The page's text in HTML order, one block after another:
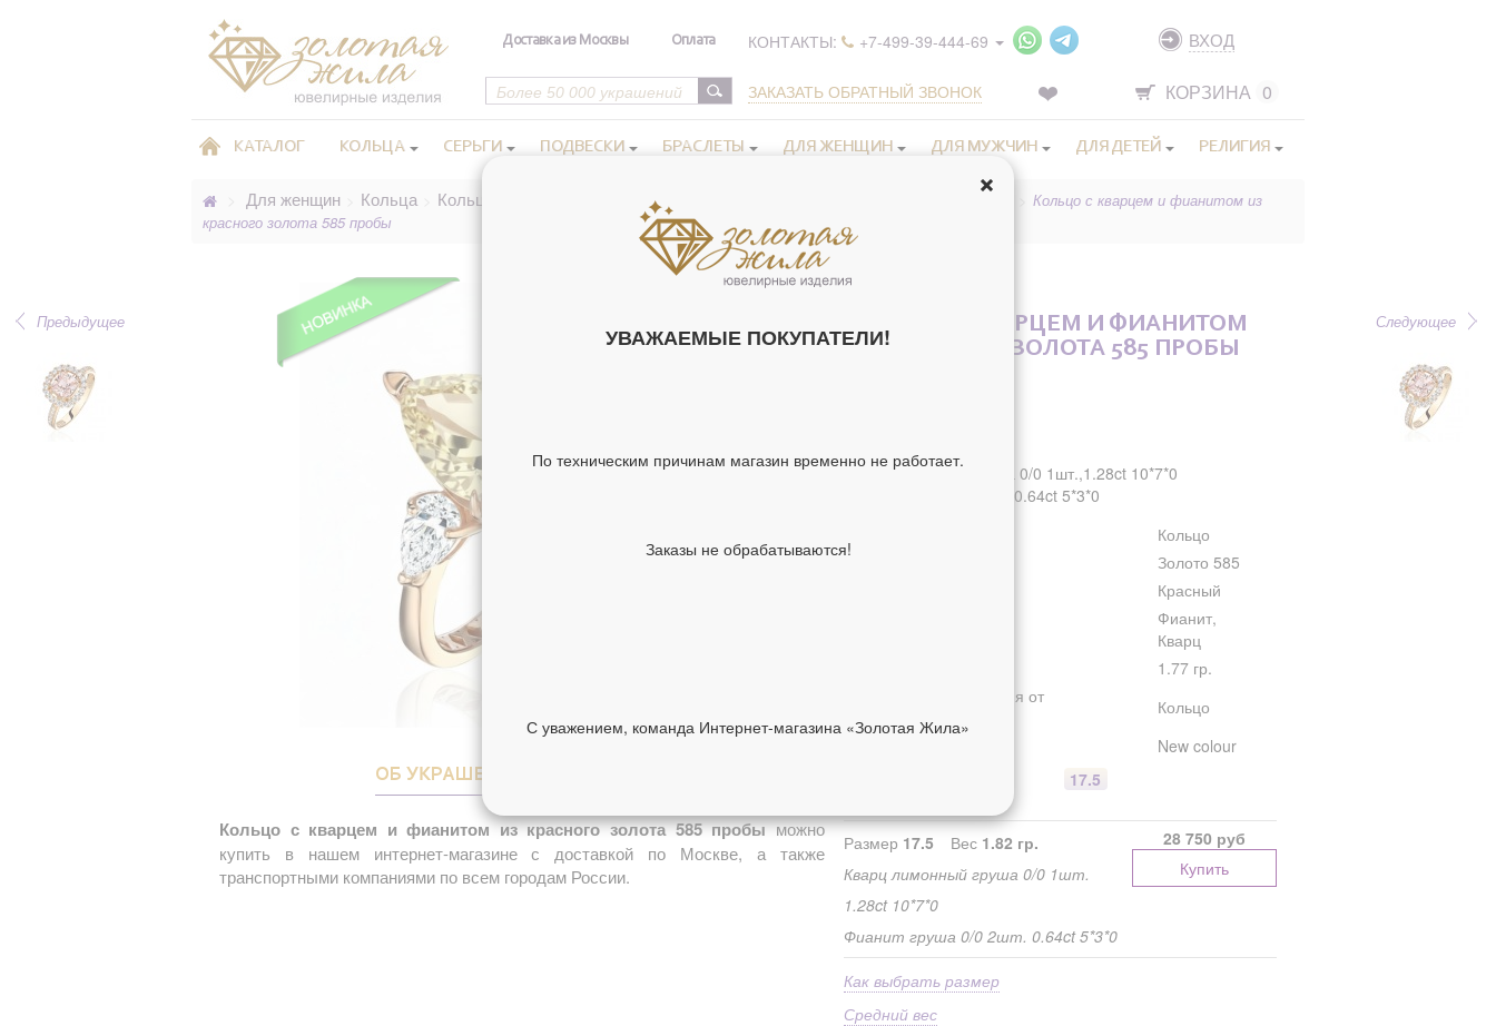
Доставка из Москвы Оплата КОНТАКТЫ: +7-499-39-444-69
ЗАКАЗАТЬ ОБРАТНЫЙ ЗВОНОК
ВХОД
КОРЗИНА 0
КАТАЛОГ КОЛЬЦА СЕРЬГИ ПОДВЕСКИ БРАСЛЕТЫ ДЛЯ ЖЕНЩИН ДЛЯ МУЖЧИН ДЛЯ ДЕТЕЙ РЕЛИГИЯ
Для женщин Кольца Кольца с цветными камнями Золотые кольца с разноцветными камнями
Кольцо с кварцем и фианитом из
красного золота 585 пробы
Предыдущее Следующее
ОБ УКРАШЕНИИ
Кольцо с кварцем и фианитом из красного золота 585 пробыможно
купить в нашем интернет-магазине с доставкой по Москве, а также
транспортными компаниями по всем городам России.
КОЛЬЦО С КВАРЦЕМ И ФИАНИТОМ
ИЗ КРАСНОГО ЗОЛОТА 585 ПРОБЫ
Кварц лимонный груша 0/0 1шт.,1.28ct 10*7*0
Фианит груша 0/0 2шт.,0.64ct 5*3*0
Кольцо
Материал
Золото 585
Красный
Фианит,
Кварц
1.77 гр.
Классификация изделия от
производителя
Кольцо
New colour
17.5
Размер 17.5 Вес 1.82 гр.
Кварц лимонный груша 0/0 1шт.
1.28ct 10*7*0
Фианит груша 0/0 2шт. 0.64ct 5*3*0
28 750 руб
Купить
Как выбрать размер
Средний вес
УВАЖАЕМЫЕ ПОКУПАТЕЛИ!
По техническим причинам магазин временно не работает.
Заказы не обрабатываются!
С уважением, команда Интернет-магазина «Золотая Жила»